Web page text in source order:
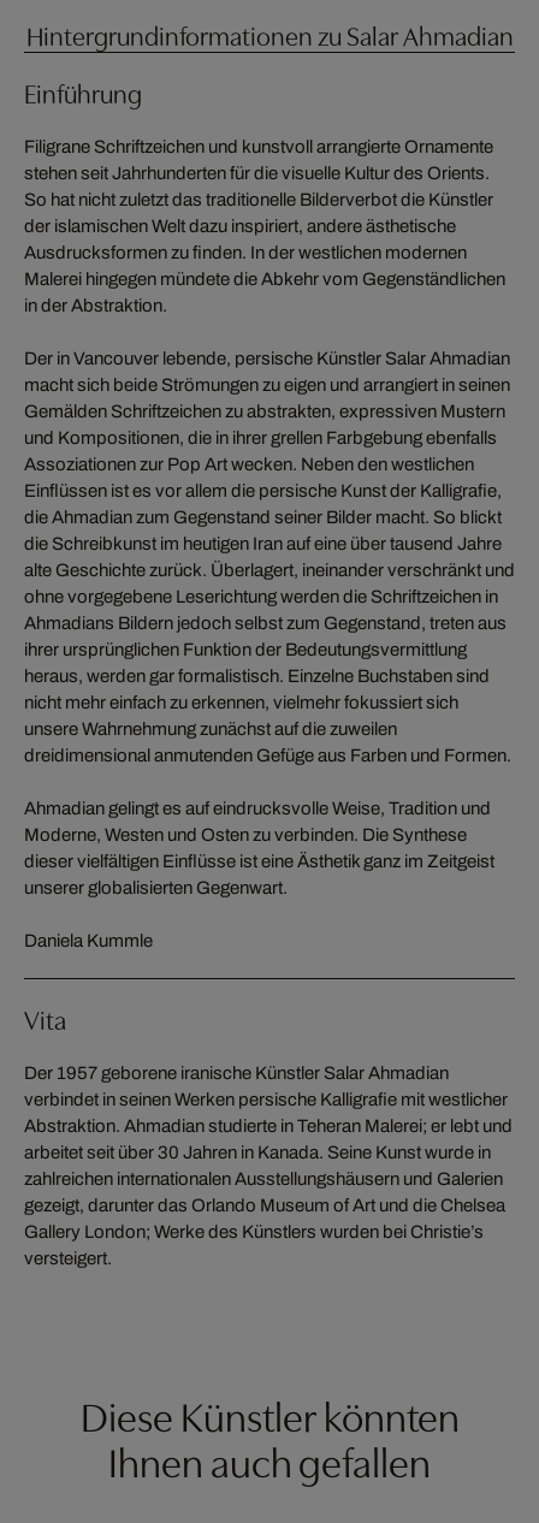
Hintergrundinformationen zu Salar Ahmadian
Einführung
Filigrane Schriftzeichen und kunstvoll arrangierte Ornamente
stehen seit Jahrhunderten für die visuelle Kultur des Orients.
So hat nicht zuletzt das traditionelle Bilderverbot die Künstler
der islamischen Welt dazu inspiriert, andere ästhetische
Ausdrucksformen zu finden. In der westlichen modernen
Malerei hingegen mündete die Abkehr vom Gegenständlichen
in der Abstraktion.
Der in Vancouver lebende, persische Künstler Salar Ahmadian
macht sich beide Strömungen zu eigen und arrangiert in seinen
Gemälden Schriftzeichen zu abstrakten, expressiven Mustern
und Kompositionen, die in ihrer grellen Farbgebung ebenfalls
Assoziationen zur Pop Art wecken. Neben den westlichen
Einflüssen ist es vor allem die persische Kunst der Kalligrafie,
die Ahmadian zum Gegenstand seiner Bilder macht. So blickt
die Schreibkunst im heutigen Iran auf eine über tausend Jahre
alte Geschichte zurück. Überlagert, ineinander verschränkt und
ohne vorgegebene Leserichtung werden die Schriftzeichen in
Ahmadians Bildern jedoch selbst zum Gegenstand, treten aus
ihrer ursprünglichen Funktion der Bedeutungsvermittlung
heraus, werden gar formalistisch. Einzelne Buchstaben sind
nicht mehr einfach zu erkennen, vielmehr fokussiert sich
unsere Wahrnehmung zunächst auf die zuweilen
dreidimensional anmutenden Gefüge aus Farben und Formen.
Ahmadian gelingt es auf eindrucksvolle Weise, Tradition und
Moderne, Westen und Osten zu verbinden. Die Synthese
dieser vielfältigen Einflüsse ist eine Ästhetik ganz im Zeitgeist
unserer globalisierten Gegenwart.
Daniela Kummle
Vita
Der 1957 geborene iranische Künstler Salar Ahmadian
verbindet in seinen Werken persische Kalligrafie mit westlicher
Abstraktion. Ahmadian studierte in Teheran Malerei; er lebt und
arbeitet seit über 30 Jahren in Kanada. Seine Kunst wurde in
zahlreichen internationalen Ausstellungshäusern und Galerien
gezeigt, darunter das Orlando Museum of Art und die Chelsea
Gallery London; Werke des Künstlers wurden bei Christie’s
versteigert.
Diese Künstler könnten
Ihnen auch gefallen